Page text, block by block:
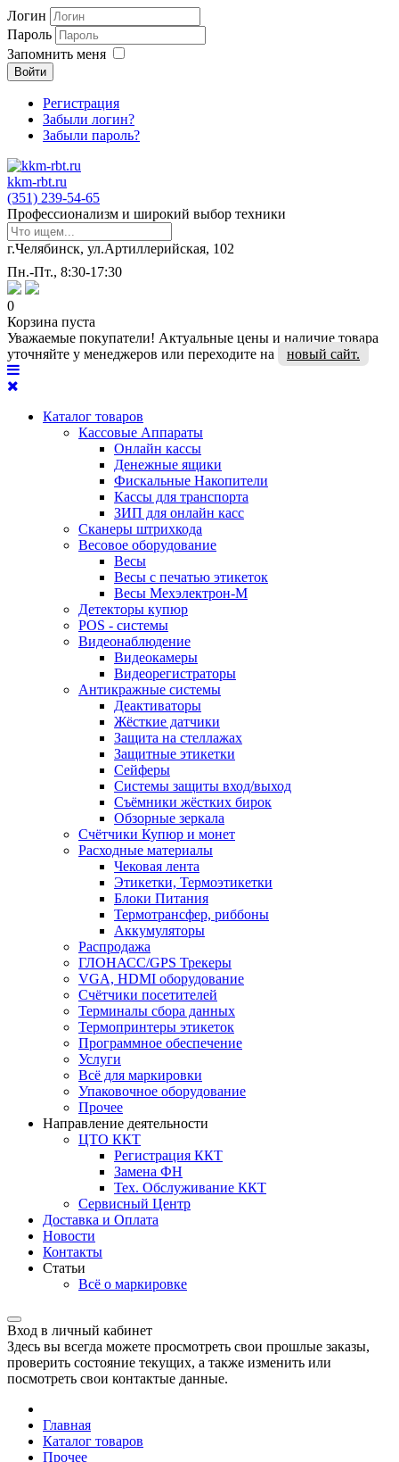
Логин
Пароль
Запомнить меня
Войти
Регистрация
Забыли логин?
Забыли пароль?
kkm-rbt.ru
(351) 239-54-65
Профессионализм и широкий выбор техники
г.Челябинск, ул.Артиллерийская, 102
Пн.-Пт., 8:30-17:30
0
Корзина пуста
Уважаемые покупатели! Актуальные цены и наличие товара
уточняйте у менеджеров или переходите на
новый сайт.
Каталог товаров
Кассовые Аппараты
Онлайн кассы
Денежные ящики
Фискальные Накопители
Кассы для транспорта
ЗИП для онлайн касс
Сканеры штрихкода
Весовое оборудование
Весы
Весы с печатью этикеток
Весы Мехэлектрон-М
Детекторы купюр
POS - системы
Видеонаблюдение
Видеокамеры
Видеорегистраторы
Антикражные системы
Деактиваторы
Жёсткие датчики
Защита на стеллажах
Защитные этикетки
Сейферы
Системы защиты вход/выход
Съёмники жёстких бирок
Обзорные зеркала
Счётчики Купюр и монет
Расходные материалы
Чековая лента
Этикетки, Термоэтикетки
Блоки Питания
Термотрансфер, риббоны
Аккумуляторы
Распродажа
ГЛОНАСС/GPS Трекеры
VGA, HDMI оборудование
Счётчики посетителей
Терминалы сбора данных
Термопринтеры этикеток
Программное обеспечение
Услуги
Всё для маркировки
Упаковочное оборудование
Прочее
Направление деятельности
ЦТО ККТ
Регистрация ККТ
Замена ФН
Тех. Обслуживание ККТ
Сервисный Центр
Доставка и Оплата
Новости
Контакты
Статьи
Всё о маркировке
Вход в личный кабинет
Здесь вы всегда можете просмотреть свои прошлые заказы,
проверить состояние текущих, а также изменить или
посмотреть свои контактые данные.
Главная
Каталог товаров
Прочее